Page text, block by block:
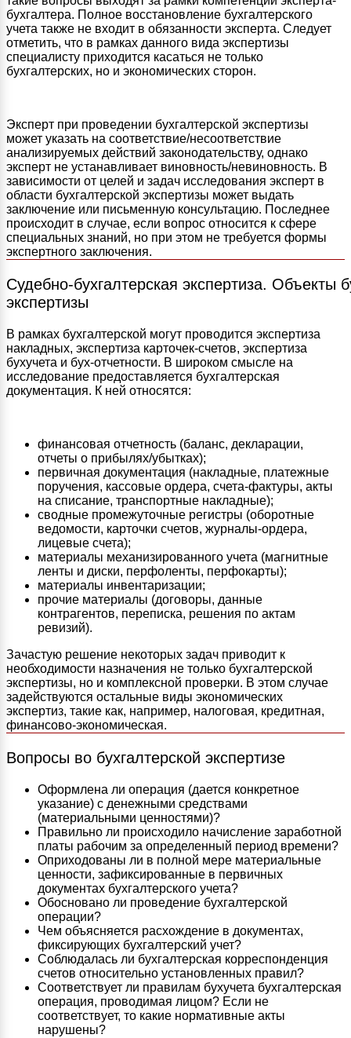
бухгалтера. Полное восстановление бухгалтерского
учета также не входит в обязанности эксперта. Следует
отметить, что в рамках данного вида экспертизы
специалисту приходится касаться не только
бухгалтерских, но и экономических сторон.
Эксперт при проведении бухгалтерской экспертизы
может указать на соответствие/несоответствие
анализируемых действий законодательству, однако
эксперт не устанавливает виновность/невиновность. В
зависимости от целей и задач исследования эксперт в
области бухгалтерской экспертизы может выдать
заключение или письменную консультацию. Последнее
происходит в случае, если вопрос относится к сфере
специальных знаний, но при этом не требуется формы
экспертного заключения.
Судебно-бухгалтерская экспертиза. Объекты
экспертизы
В рамках бухгалтерской могут проводится экспертиза
накладных, экспертиза карточек-счетов, экспертиза
бухучета и бух-отчетности. В широком смысле на
исследование предоставляется бухгалтерская
документация. К ней относятся:
финансовая отчетность (баланс, декларации,
отчеты о прибылях/убытках);
первичная документация (накладные, платежные
поручения, кассовые ордера, счета-фактуры, акты
на списание, транспортные накладные);
сводные промежуточные регистры (оборотные
ведомости, карточки счетов, журналы-ордера,
лицевые счета);
материалы механизированного учета (магнитные
ленты и диски, перфоленты, перфокарты);
материалы инвентаризации;
прочие материалы (договоры, данные
контрагентов, переписка, решения по актам
ревизий).
Зачастую решение некоторых задач приводит к
необходимости назначения не только бухгалтерской
экспертизы, но и комплексной проверки. В этом случае
задействуются остальные виды экономических
экспертиз, такие как, например, налоговая, кредитная,
финансово-экономическая.
Вопросы во бухгалтерской экспертизе
Оформлена ли операция (дается конкретное
указание) с денежными средствами
(материальными ценностями)?
Правильно ли происходило начисление заработной
платы рабочим за определенный период времени?
Оприходованы ли в полной мере материальные
ценности, зафиксированные в первичных
документах бухгалтерского учета?
Обосновано ли проведение бухгалтерской
операции?
Чем объясняется расхождение в документах,
фиксирующих бухгалтерский учет?
Соблюдалась ли бухгалтерская корреспонденция
счетов относительно установленных правил?
Соответствует ли правилам бухучета бухгалтерская
операция, проводимая лицом? Если не
соответствует, то какие нормативные акты
нарушены?